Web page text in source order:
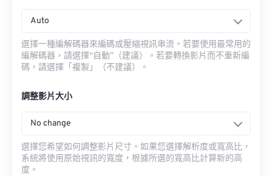
Auto
選擇一種編解碼器來編碼或壓縮視訊串流。若要使用最常用的
編解碼器，請選擇“自動”（建議）。若要轉換影片而不重新編
碼，請選擇「複製」（不建議）。
調整影片大小
No change
選擇您希望如何調整影片尺寸。如果您選擇解析度或寬高比，
系統將使用原始視訊的寬度，根據所選的寬高比計算新的高
度。